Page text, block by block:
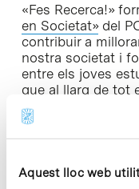
Aquest lloc web
«Fes Recerca!»
en Societat»del
contribuir a
nostra societat i
entre els joves
que al llarg de tot
terme en dies
laborables, però,
comunitat
cicles formatius